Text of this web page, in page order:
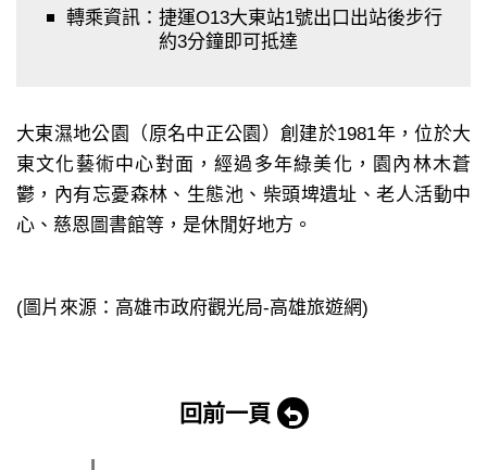
轉乘資訊： 捷運O13大東站1號出口出站後步行
約3分鐘即可抵達
大東濕地公園（原名中正公園）創建於1981年，位於大
東文化藝術中心對面，經過多年綠美化，園內林木蒼
鬱，內有忘憂森林、生態池、柴頭埤遺址、老人活動中
心、慈恩圖書館等，是休閒好地方。
(圖片來源：高雄市政府觀光局-高雄旅遊網)
回前一頁